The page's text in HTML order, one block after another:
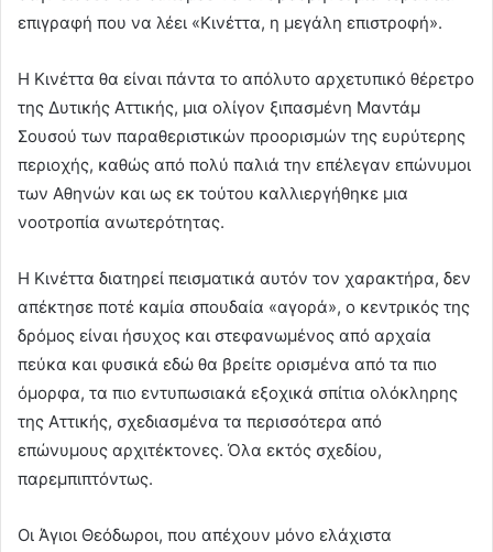
επιγραφή που να λέει «Κινέττα, η μεγάλη επιστροφή».
Η Κινέττα θα είναι πάντα το απόλυτο αρχετυπικό θέρετρο
της Δυτικής Αττικής, μια ολίγον ξιπασμένη Μαντάμ
Σουσού των παραθεριστικών προορισμών της ευρύτερης
περιοχής, καθώς από πολύ παλιά την επέλεγαν επώνυμοι
των Αθηνών και ως εκ τούτου καλλιεργήθηκε μια
νοοτροπία ανωτερότητας.
Η Κινέττα διατηρεί πεισματικά αυτόν τον χαρακτήρα, δεν
απέκτησε ποτέ καμία σπουδαία «αγορά», ο κεντρικός της
δρόμος είναι ήσυχος και στεφανωμένος από αρχαία
πεύκα και φυσικά εδώ θα βρείτε ορισμένα από τα πιο
όμορφα, τα πιο εντυπωσιακά εξοχικά σπίτια ολόκληρης
της Αττικής, σχεδιασμένα τα περισσότερα από
επώνυμους αρχιτέκτονες. Όλα εκτός σχεδίου,
παρεμπιπτόντως.
Οι Άγιοι Θεόδωροι, που απέχουν μόνο ελάχιστα